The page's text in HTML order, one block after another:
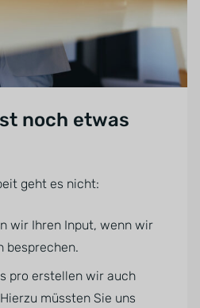
noch etwas
geht es nicht:
wir Ihren Input, wenn wir
besprechen.
pro erstellen wir auch
müssten Sie uns